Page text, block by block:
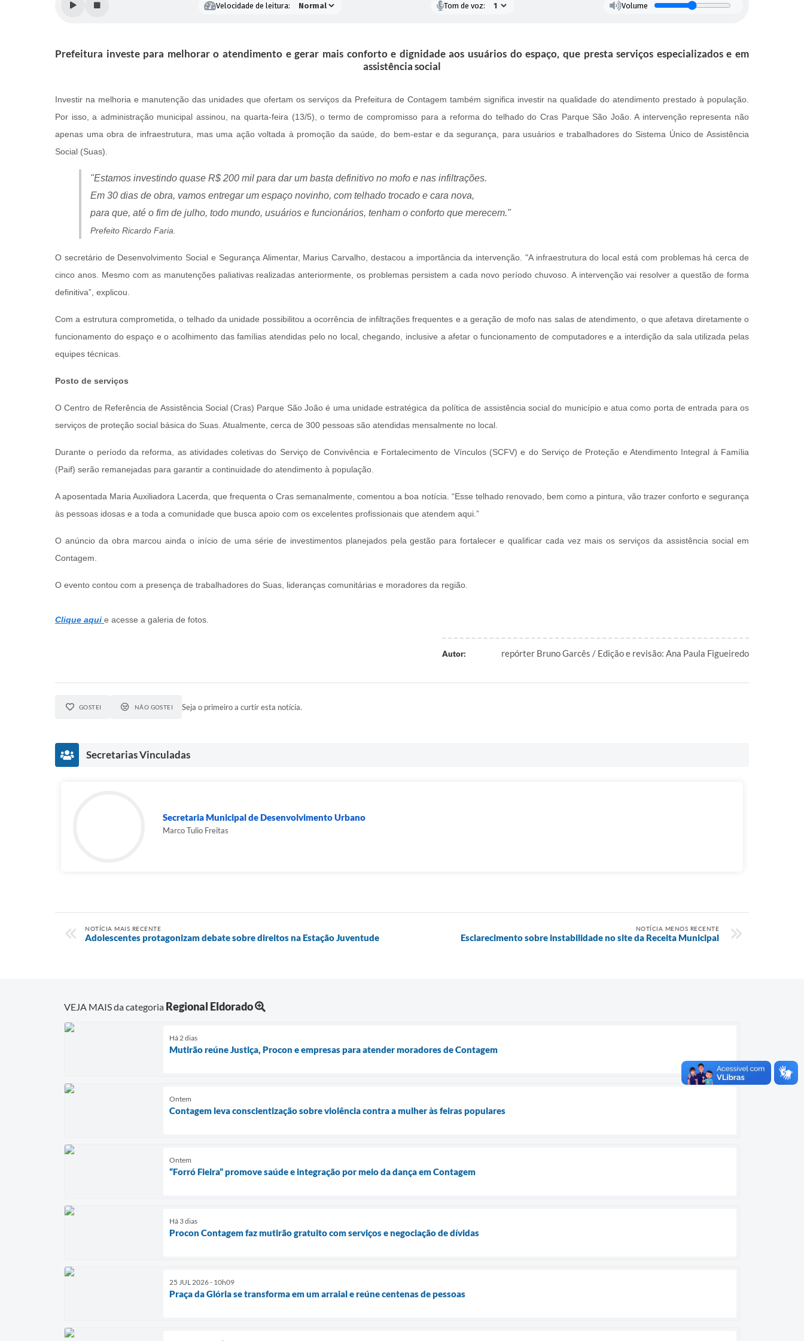
Velocidade de leitura: Tom de voz: Volume
Prefeitura investe para melhorar o atendimento e gerar mais conforto e dignidade aos usuários do espaço, que presta serviços especializados e em
assistência social
Investir na melhoria e manutenção das unidades que ofertam os serviços da Prefeitura de Contagem também significa investir na qualidade do atendimento prestado à população.
Por isso, a administração municipal assinou, na quarta-feira (13/5), o termo de compromisso para a reforma do telhado do Cras Parque São João. A intervenção representa não
apenas uma obra de infraestrutura, mas uma ação voltada à promoção da saúde, do bem-estar e da segurança, para usuários e trabalhadores do Sistema Único de Assistência
Social (Suas).
"Estamos investindo quase R$ 200 mil para dar um basta definitivo no mofo e nas infiltrações.
Em 30 dias de obra, vamos entregar um espaço novinho, com telhado trocado e cara nova,
para que, até o fim de julho, todo mundo, usuários e funcionários, tenham o conforto que merecem."
Prefeito Ricardo Faria.
O secretário de Desenvolvimento Social e Segurança Alimentar, Marius Carvalho, destacou a importância da intervenção. "A infraestrutura do local está com problemas há cerca de
cinco anos. Mesmo com as manutenções paliativas realizadas anteriormente, os problemas persistem a cada novo período chuvoso. A intervenção vai resolver a questão de forma
definitiva”, explicou.
Com a estrutura comprometida, o telhado da unidade possibilitou a ocorrência de infiltrações frequentes e a geração de mofo nas salas de atendimento, o que afetava diretamente o
funcionamento do espaço e o acolhimento das famílias atendidas pelo no local, chegando, inclusive a afetar o funcionamento de computadores e a interdição da sala utilizada pelas
equipes técnicas.
Posto de serviços
O Centro de Referência de Assistência Social (Cras) Parque São João é uma unidade estratégica da política de assistência social do município e atua como porta de entrada para os
serviços de proteção social básica do Suas. Atualmente, cerca de 300 pessoas são atendidas mensalmente no local.
Durante o período da reforma, as atividades coletivas do Serviço de Convivência e Fortalecimento de Vínculos (SCFV) e do Serviço de Proteção e Atendimento Integral à Família
(Paif) serão remanejadas para garantir a continuidade do atendimento à população.
A aposentada Maria Auxiliadora Lacerda, que frequenta o Cras semanalmente, comentou a boa notícia. “Esse telhado renovado, bem como a pintura, vão trazer conforto e segurança
às pessoas idosas e a toda a comunidade que busca apoio com os excelentes profissionais que atendem aqui.”
O anúncio da obra marcou ainda o início de uma série de investimentos planejados pela gestão para fortalecer e qualificar cada vez mais os serviços da assistência social em
Contagem.
O evento contou com a presença de trabalhadores do Suas, lideranças comunitárias e moradores da região.
Clique aqui e acesse a galeria de fotos.
Autor: repórter Bruno Garcês / Edição e revisão: Ana Paula Figueiredo
GOSTEI NÃO GOSTEI Seja o primeiro a curtir esta notícia.
Secretarias Vinculadas
Secretaria Municipal de Desenvolvimento Urbano
Marco Tulio Freitas
NOTÍCIA MAIS RECENTE
Adolescentes protagonizam debate sobre direitos na Estação Juventude
NOTÍCIA MENOS RECENTE
Esclarecimento sobre instabilidade no site da Receita Municipal
VEJA MAIS da categoria Regional Eldorado
Há 2 dias
Mutirão reúne Justiça, Procon e empresas para atender moradores de Contagem
Ontem
Contagem leva conscientização sobre violência contra a mulher às feiras populares
Ontem
“Forró Fieira” promove saúde e integração por meio da dança em Contagem
Há 3 dias
Procon Contagem faz mutirão gratuito com serviços e negociação de dívidas
25 JUL 2026 - 10h09
Praça da Glória se transforma em um arraial e reúne centenas de pessoas